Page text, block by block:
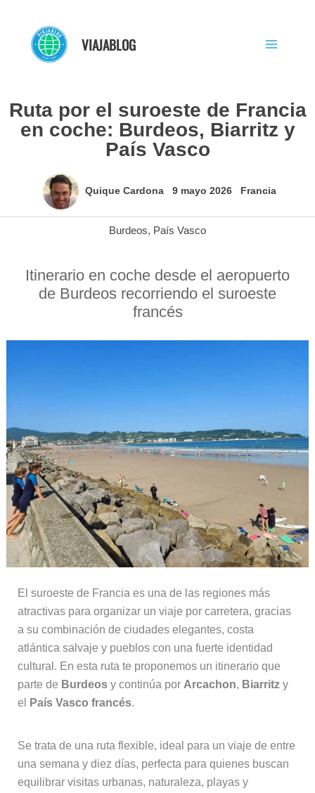
contenido
VIAJABLOG
Ruta por el suroeste de Francia
en coche: Burdeos, Biarritz y
País Vasco
Quique Cardona 9 mayo 2026 Francia
Burdeos, País Vasco
Itinerario en coche desde el aeropuerto
de Burdeos recorriendo el suroeste
francés
El suroeste de Francia es una de las regiones más
atractivas para organizar un viaje por carretera, gracias
a su combinación de ciudades elegantes, costa
atlántica salvaje y pueblos con una fuerte identidad
cultural. En esta ruta te proponemos un itinerario que
parte de Burdeosy continúa por Arcachon, Biarritzy
el
País Vasco francés.
Se trata de una ruta flexible, ideal para un viaje de entre
una semana y diez días, perfecta para quienes buscan
equilibrar visitas urbanas, naturaleza, playas y